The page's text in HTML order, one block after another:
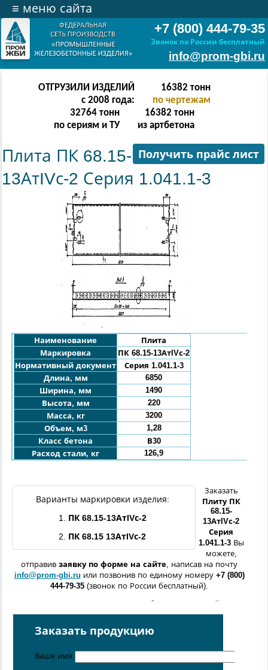
+7 (800) 444-79-35
Звонок по России бесплатный
info@prom-gbi.ru
≡ меню сайта
ОТГРУЗИЛИ ИЗДЕЛИЙ
с 2008 года:
32766 тонн
по чертежам
65532 тонн
по сериям и ТУ
32766 тонн
из артбетона
Получить прайс лист
Плита ПК 68.15-
13АтIVс-2 Серия 1.041.1-3
Наименование
Плита
Маркировка
ПК 68.15-13АтIVс-2
Нормативный документ
Серия 1.041.1-3
Длина, мм
6850
Ширина, мм
1490
Высота, мм
220
Масса, кг
3200
Объем, м3
1,28
Класс бетона
В30
Расход стали, кг
126,9
Варианты маркировки изделия:
1. ПК 68.15-13АтIVс-2
2.
ПК 68.15 13АтIVс-2
Заказать
Плиту ПК
68.15-
13АтIVс-2
Серия
1.041.1-3 Вы
можете,
отправив заявку по форме на сайте, написав на почту
info@prom-gbi.ru или позвонив по единому номеру +7 (800)
444-79-35 (звонок по России бесплатный).
Возможно изготовление железобетонных изделий
чертежам заказчика
Поставка осуществляется с производственных площадок,
Хабаровске,Ростове-на-Дону,Екатеринбурге,
Симферополе.
Заказать продукцию
Ваше имя